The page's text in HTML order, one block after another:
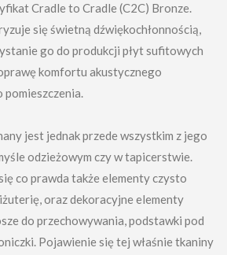
Cradle to Cradle (C2C) Bronze.
się świetną dźwiękochłonnością,
go do produkcji płyt sufitowych
komfortu akustycznego
jest jednak przede wszystkim z jego
odzieżowym czy w tapicerstwie.
co prawda także elementy czysto
oraz dekoracyjne elementy
do przechowywania, podstawki pod
Pojawienie się tej właśnie tkaniny